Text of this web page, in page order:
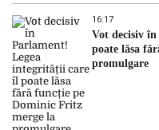
16:17
Vot decisiv
poate lăsa
promulgare